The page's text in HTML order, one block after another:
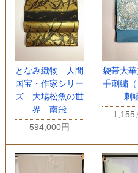
となみ織物 人間
国宝・作家シリー
ズ 大場松魚の世
界 南飛
594,000円
袋帯大
手刺繍
刺